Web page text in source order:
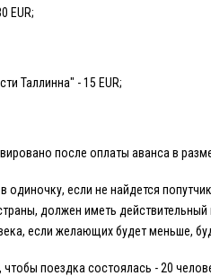
EUR;
Таллинна" - 15 EUR;
после оплаты аванса в
одиночку, если не найдется
должен иметь
если желающих будет меньше,
поездка состоялась - 20